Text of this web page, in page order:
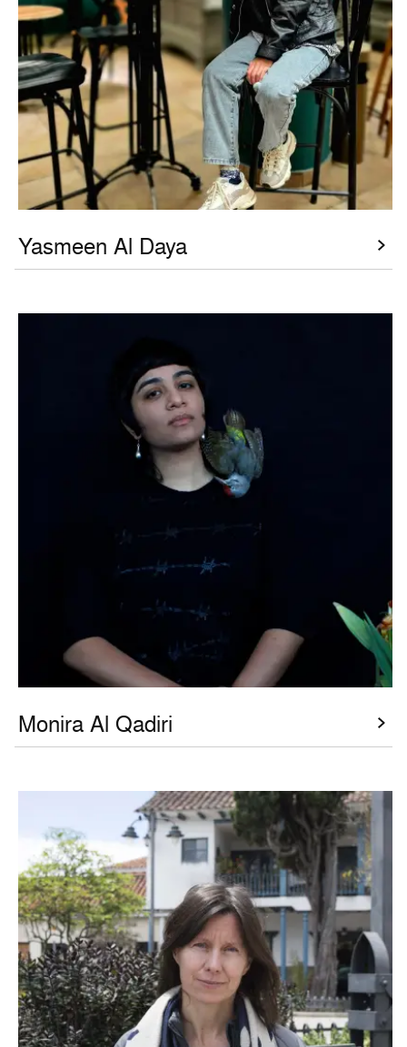
Yasmeen Al Daya
Monira Al Qadiri